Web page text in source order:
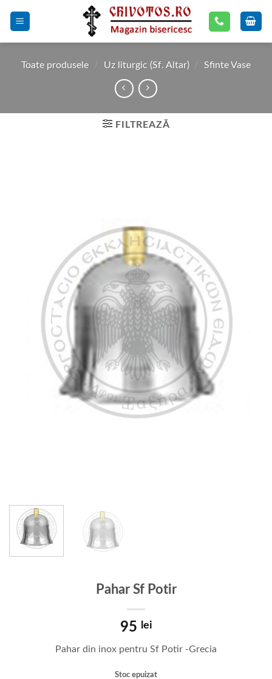
Toate produsele / Uz liturgic (Sf. Altar) / Sfinte Vase
FILTREAZĂ
Pahar Sf Potir
95 lei
Pahar din inox pentru Sf Potir -Grecia
Stoc epuizat